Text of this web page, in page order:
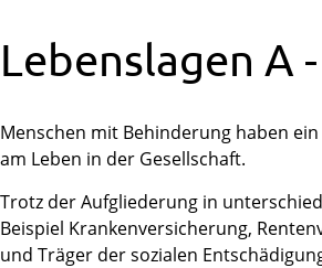
Lebenslagen A
Menschen mit Behinderung haben
am Leben in der Gesellschaft.
Trotz der Aufgliederung in
Beispiel Krankenversicherung,
und Träger der sozialen